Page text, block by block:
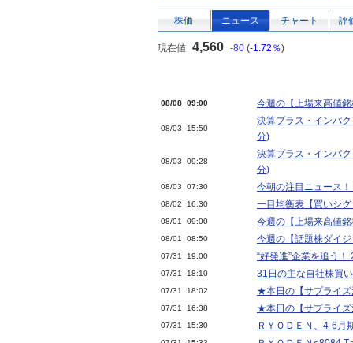
株価 ニュース チャート 評
現在値 4,560 -80 (-1.72％)
08/08 09:00 今週の【上場来高値
08/03 15:50
決算プラス・インパ
分)
08/03 09:28
決算プラス・インパ
分)
08/03 07:30 今朝の注目ニュース
08/02 16:30 一目均衡表【買いシ
08/01 09:00 今週の【上場来高値
08/01 08:50 今週の【話題株ダイ
07/31 19:00 “好発進”企業を追う
07/31 18:10 31日の主な自社株買
07/31 18:02 ★本日の【サプライ
07/31 16:38 ★本日の【サプライ
07/31 15:30 ＲＹＯＤＥＮ、4-6月